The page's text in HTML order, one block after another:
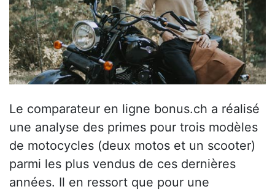
Le comparateur en ligne bonus.ch a réalisé
une analyse des primes pour trois modèles
de motocycles (deux motos et un scooter)
parmi les plus vendus de ces dernières
années. Il en ressort que pour une